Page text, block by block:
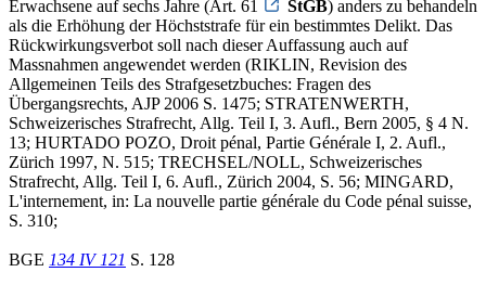
Erwachsene auf sechs Jahre (Art. 61
StGB) anders zu behandeln
als die Erhöhung der Höchststrafe für ein bestimmtes Delikt. Das
Rückwirkungsverbot soll nach dieser Auffassung auch auf
Massnahmen angewendet werden (RIKLIN, Revision des
Allgemeinen Teils des Strafgesetzbuches: Fragen des
Übergangsrechts, AJP 2006 S. 1475; STRATENWERTH,
Schweizerisches Strafrecht, Allg. Teil I, 3. Aufl., Bern 2005, § 4 N.
13; HURTADO POZO, Droit pénal, Partie Générale I, 2. Aufl.,
Zürich 1997, N. 515; TRECHSEL/NOLL, Schweizerisches
Strafrecht, Allg. Teil I, 6. Aufl., Zürich 2004, S. 56; MINGARD,
L'internement, in: La nouvelle partie générale du Code pénal suisse,
S. 310;
BGE 134 IV 121 S. 128